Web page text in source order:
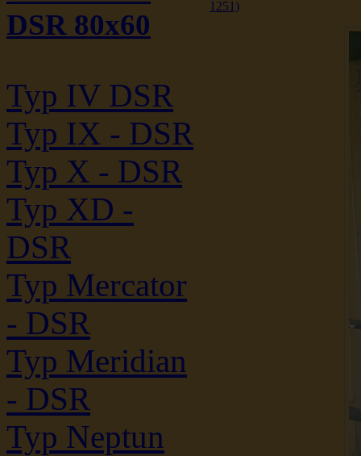
DSR 80x60
Typ IV DSR
Typ IX - DSR
Typ X - DSR
Typ XD -
DSR
Typ Mercator
- DSR
Typ Meridian
- DSR
Typ Neptun
1251)